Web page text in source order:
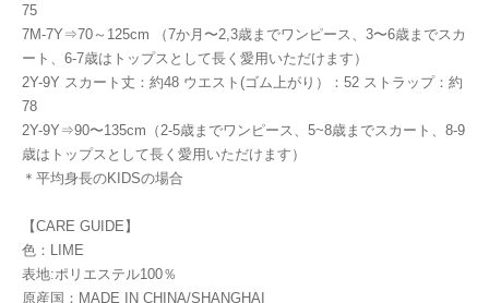
75
7M-7Y⇒70～125cm （7か月〜2,3歳までワンピース、3〜6歳までスカ
ート、6-7歳はトップスとして長く愛用いただけます）
2Y-9Y スカート丈：約48 ウエスト(ゴム上がり）：52 ストラップ：約
78
2Y-9Y⇒90〜135cm（2-5歳までワンピース、5~8歳までスカート、8-9
歳はトップスとして長く愛用いただけます）
＊平均身長のKIDSの場合
【CARE GUIDE】
色：LIME
表地:ポリエステル100％
原産国：MADE IN CHINA/SHANGHAI